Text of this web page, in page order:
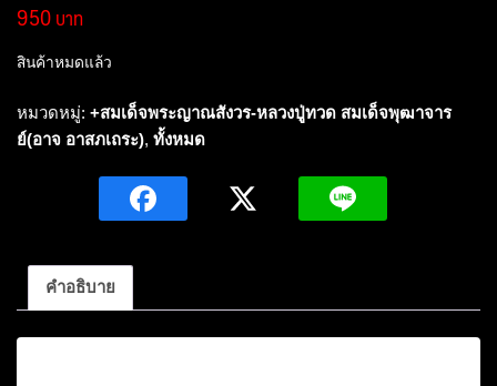
950
สินค้าหมดแล้ว
หมวดหมู่: +สมเด็จพระญาณสังวร-หลวงปู่ทวด สมเด็จพุฒาจาร
ย์(อาจ อาสภเถระ), ทั้งหมด
คำอธิบาย